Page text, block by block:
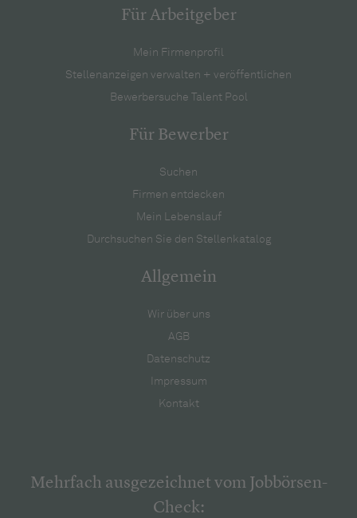
Für Arbeitgeber
Mein Firmenprofil
Stellenanzeigen verwalten + veröffentlichen
Bewerbersuche Talent Pool
Für Bewerber
Suchen
Firmen entdecken
Mein Lebenslauf
Durchsuchen Sie den Stellenkatalog
Allgemein
Wir über uns
AGB
Datenschutz
Impressum
Kontakt
Mehrfach ausgezeichnet vom Jobbörsen-
Check: